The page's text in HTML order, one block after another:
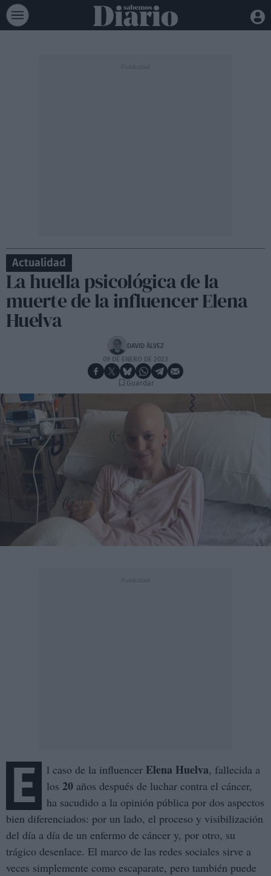
Actualidad
La huella psicológica de la
muerte de la influencer Elena
Huelva
DAVID ÁLVEZ
09 DE ENERO DE 2023
Guardar
E l caso de la influencer Elena Huelva, fallecida a
los 20 años después de luchar contra el cáncer,
ha sacudido a la opinión pública por dos aspectos
bien diferenciados: por un lado, el proceso y visibilización
del día a día de un enfermo de cáncer y, por otro, su
trágico desenlace. El marco de las redes sociales sirve a
veces simplemente como escaparate, pero también puede